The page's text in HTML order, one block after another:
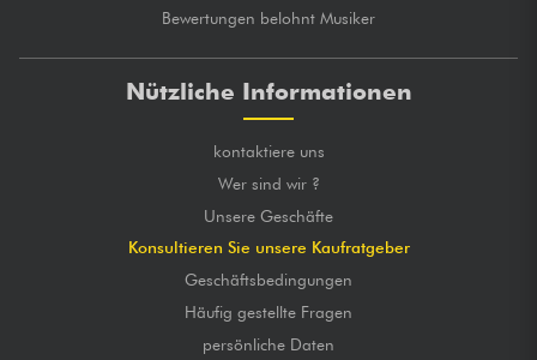
Bewertungen belohnt Musiker
Nützliche Informationen
kontaktiere uns
Wer sind wir ?
Unsere Geschäfte
Konsultieren Sie unsere Kaufratgeber
Geschäftsbedingungen
Häufig gestellte Fragen
persönliche Daten